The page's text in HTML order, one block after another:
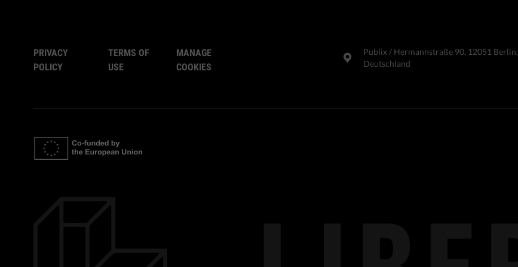
PRIVACY
POLICY
TERMS OF
USE
MANAGE
COOKIES
Publix​ / Hermannstraße 90, 12051 Berlin,
Deutschland